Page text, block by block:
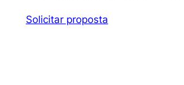
Solicitar proposta